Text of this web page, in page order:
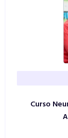
Curso